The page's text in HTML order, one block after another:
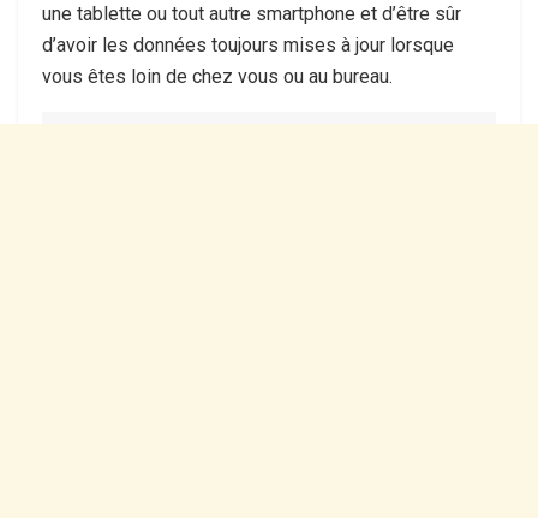
une tablette ou tout autre smartphone et d’être sûr
d’avoir les données toujours mises à jour lorsque
vous êtes loin de chez vous ou au bureau.